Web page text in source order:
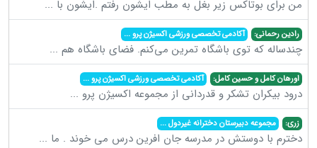
من برای بوتاکس زیر بغل به مطب ایشون رفتم .ایشون با ...
رادین رحمانی: آکادمی تخصصی ورزشی اکسیژن پرو...
چندساله که توی باشگاه تمرین می‌کنم. فضای باشگاه هم ...
اورهان کامل و حسین کامل: آکادمی تخصصی ورزشی اکسیژن پرو...
درود بیکران تشکر و قدردانی از مجموعه اکسیژن پرو ...
زری: مجموعه دبیرستان دخترانه غیردول...
دخترم با دوستش در مدرسه جان افرین درس می خوند . ما ...